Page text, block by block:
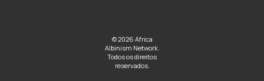
© 2026 Africa
Albinism Network.
Todos os direitos
reservados.